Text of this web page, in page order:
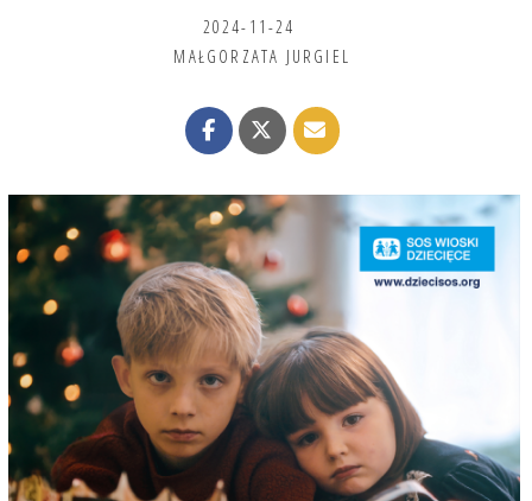
2024-11-24
MAŁGORZATA JURGIEL